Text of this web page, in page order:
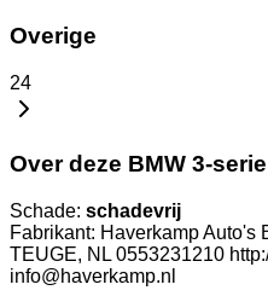
Overige
24
Over deze BMW 3-
Schade: schadevrij
Fabrikant: Haverkamp Auto's
TEUGE, NL 0553231210
info@haverkamp.nl